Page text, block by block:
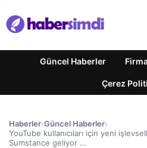
Güncel Haberler
Çerez
Haberler›Güncel Haberler›
YouTube kullanıcıları için yeni
Sumstance geliyor …